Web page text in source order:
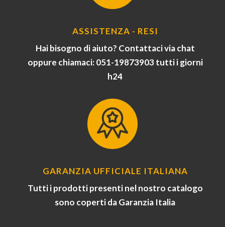
ASSISTENZA - RESI
Hai bisogno di aiuto? Contattaci via chat
oppure chiamaci: 051-19873903 tutti i giorni
h24
GARANZIA UFFICIALE ITALIANA
Tutti i prodotti presenti nel nostro catalogo
sono coperti da Garanzia Italia